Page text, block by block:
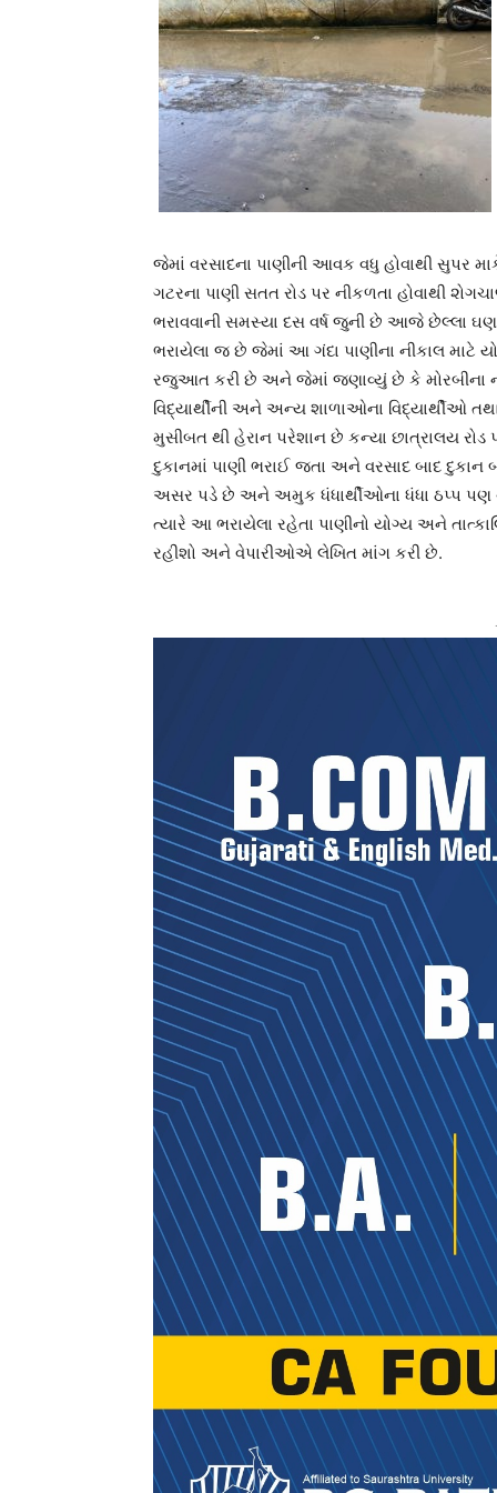
જેમાં વરસાદના પાણીની આવક વધુ હોવાથી સુપર
ગટરના પાણી સતત રોડ પર નીકળતા હોવાથી
ભરાવવાની સમસ્યા દસ વર્ષ જુની છે આજે છેલ્લા
ભરાયેલા જ છે જેમાં આ ગંદા પાણીના નીકાલ માટે
રજુઆત કરી છે અને જેમાં જણાવ્યું છે કે મોરબીના
વિદ્યાર્થીની અને અન્ય શાળાઓના વિદ્યાર્થીઓ
મુસીબત થી હેરાન પરેશાન છે કન્યા છાત્રાલય
દુકાનમાં પાણી ભરાઈ જતા અને વરસાદ બાદ દુકાન
અસર પડે છે અને અમુક ધંધાર્થીઓના ધંધા ઠપ્પ
ત્યારે આ ભરાયેલા રહેતા પાણીનો યોગ્ય અને
રહીશો અને વેપારીઓએ લેખિત માંગ કરી છે.